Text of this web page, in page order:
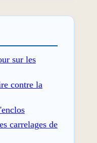
sur les
contre la
carrelages de